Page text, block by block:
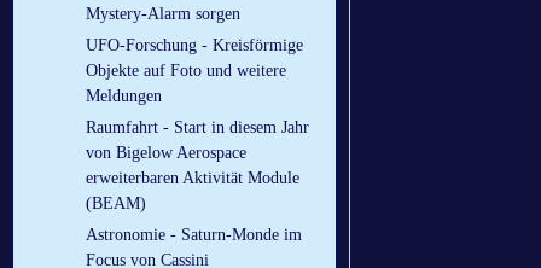
Mystery-Alarm sorgen
UFO-Forschung - Kreisförmige
Objekte auf Foto und weitere
Meldungen
Raumfahrt - Start in diesem Jahr
von Bigelow Aerospace
erweiterbaren Aktivität Module
(BEAM)
Astronomie - Saturn-Monde im
Focus von Cassini